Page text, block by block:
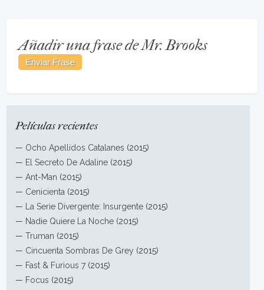
Añadir una frase de Mr. Brooks
Películas recientes
— Ocho Apellidos Catalanes (2015)
— El Secreto De Adaline (2015)
—Ant-Man (2015)
— Cenicienta (2015)
—
La Serie Divergente: Insurgente (2015)
— Nadie Quiere La Noche (2015)
—Truman (2015)
— Cincuenta Sombras De Grey (2015)
— Fast & Furious 7 (2015)
— Focus (2015)